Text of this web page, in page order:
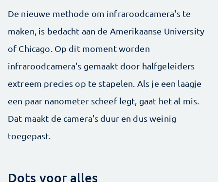
De nieuwe methode om infraroodcamera's te
maken, is bedacht aan de Amerikaanse University
of Chicago. Op dit moment worden
infraroodcamera's gemaakt door halfgeleiders
extreem precies op te stapelen. Als je een laagje
een paar nanometer scheef legt, gaat het al mis.
Dat maakt de camera's duur en dus weinig
toegepast.
Dots voor alles